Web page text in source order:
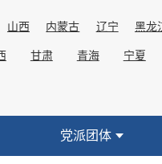
山西 内蒙古 辽宁 黑龙
甘肃 青海 宁夏
党派团体